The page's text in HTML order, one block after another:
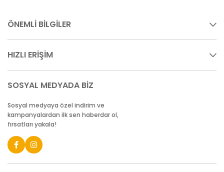
ÖNEMLİ BİLGİLER
HIZLI ERİŞİM
SOSYAL MEDYADA BİZ
Sosyal medyaya özel indirim ve
kampanyalardan ilk sen haberdar ol,
fırsatları yakala!